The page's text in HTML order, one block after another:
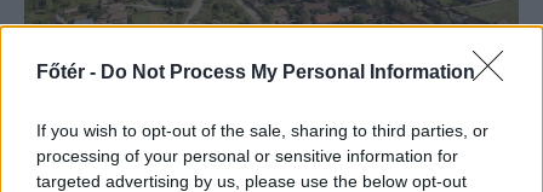
Főtér - Do Not Process My Personal Information
If you wish to opt-out of the sale, sharing to third parties, or
processing of your personal or sensitive information for
targeted advertising by us, please use the below opt-out
SZÉKELYHON